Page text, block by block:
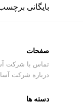
بایگانی
صفحات
تماس با شرکت
درباره شرکت
دسته ها